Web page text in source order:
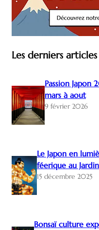
Les derniers articles
Passion Japon
mars à aout
9 février 2026
Le Japon en
féerique au
15 décembre 2025
Bonsaï culture